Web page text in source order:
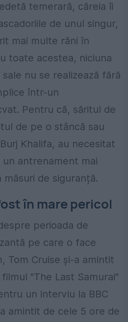
temerară, căreia îi
de unul singur,
mai multe răni în
toate acestea, niciuna
nu se realizează fără
într-un
Pentru că, săritul de
de pe o stâncă sau
Khalifa, au necesitat
antrenament mai
de siguranță.
în mare pericol
perioada de
pe care o face
Tom Cruise și-a amintit
"The Last Samurai"
un interviu la BBC
amintit de cele 5 ore de